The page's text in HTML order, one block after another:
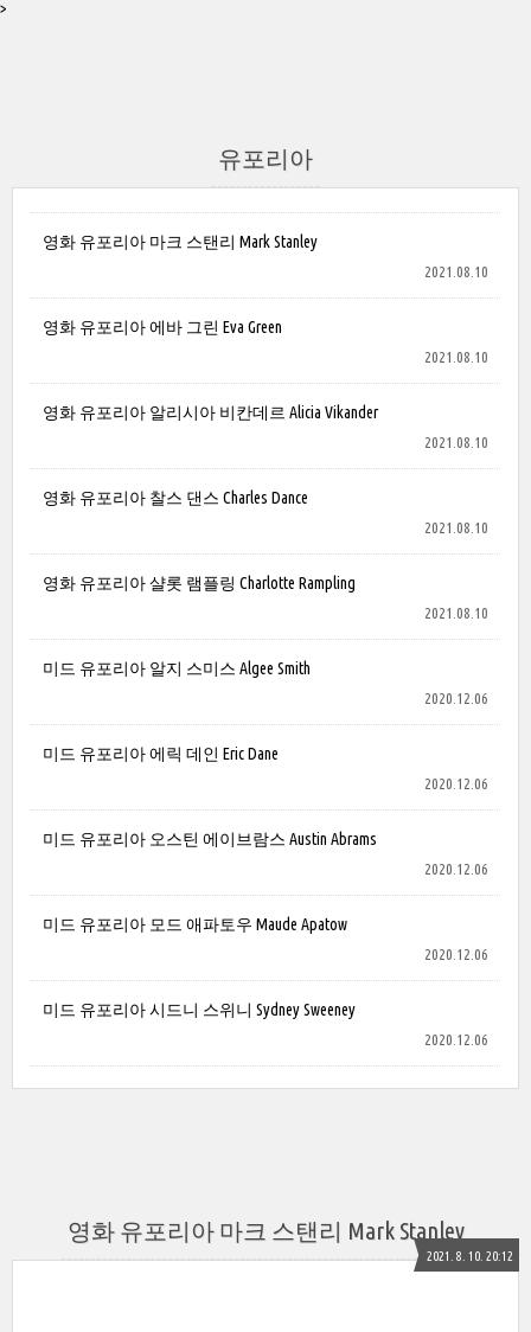
>
유포리아
영화 유포리아 마크 스탠리 Mark Stanley
2021.08.10
영화 유포리아 에바 그린 Eva Green
2021.08.10
영화 유포리아 알리시아 비칸데르 Alicia Vikander
2021.08.10
영화 유포리아 찰스 댄스 Charles Dance
2021.08.10
영화 유포리아 샬롯 램플링 Charlotte Rampling
2021.08.10
미드 유포리아 알지 스미스 Algee Smith
2020.12.06
미드 유포리아 에릭 데인 Eric Dane
2020.12.06
미드 유포리아 오스틴 에이브람스 Austin Abrams
2020.12.06
미드 유포리아 모드 애파토우 Maude Apatow
2020.12.06
미드 유포리아 시드니 스위니 Sydney Sweeney
2020.12.06
영화 유포리아 마크 스탠리 Mark Stanley
2021. 8. 10. 20:12